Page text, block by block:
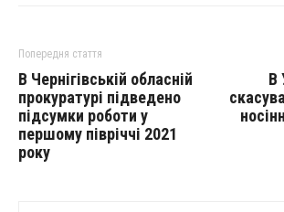
Попередня стаття
В Чернігівській обласній
прокуратурі підведено
підсумки роботи у
першому півріччі 2021
року
В